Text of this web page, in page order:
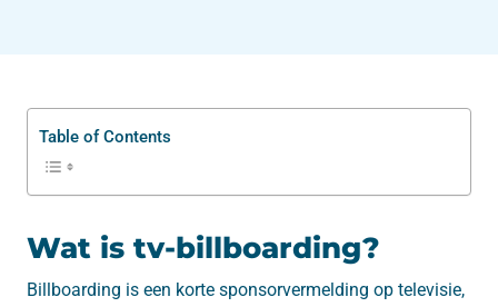
Table of Contents
Wat is tv-billboarding?
Billboarding is een korte sponsorvermelding op televisie,